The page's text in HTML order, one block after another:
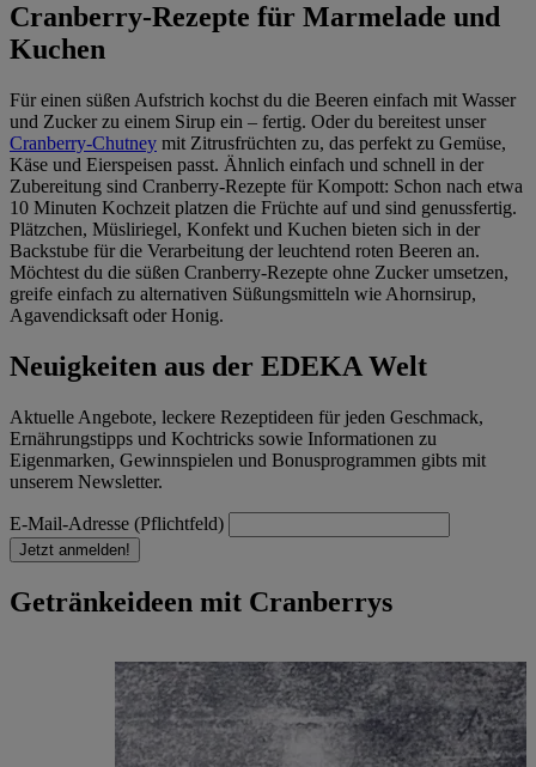
Cranberry-Rezepte für Marmelade und
Kuchen
Für einen süßen Aufstrich kochst du die Beeren einfach mit Wasser
und Zucker zu einem Sirup ein – fertig. Oder du bereitest unser
Cranberry-Chutney mit Zitrusfrüchten zu, das perfekt zu Gemüse,
Käse und Eierspeisen passt. Ähnlich einfach und schnell in der
Zubereitung sind Cranberry-Rezepte für Kompott: Schon nach etwa
10 Minuten Kochzeit platzen die Früchte auf und sind genussfertig.
Plätzchen, Müsliriegel, Konfekt und Kuchen bieten sich in der
Backstube für die Verarbeitung der leuchtend roten Beeren an.
Möchtest du die süßen Cranberry-Rezepte ohne Zucker umsetzen,
greife einfach zu alternativen Süßungsmitteln wie Ahornsirup,
Agavendicksaft oder Honig.
Neuigkeiten aus der EDEKA Welt
Aktuelle Angebote, leckere Rezeptideen für jeden Geschmack,
Ernährungstipps und Kochtricks sowie Informationen zu
Eigenmarken, Gewinnspielen und Bonusprogrammen gibts mit
unserem Newsletter.
E-Mail-Adresse (Pflichtfeld)
Jetzt anmelden!
Getränkeideen mit Cranberrys